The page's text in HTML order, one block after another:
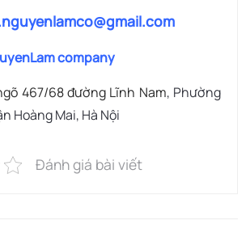
company
467/68 đường Lĩnh Nam, Phường
Hoàng Mai, Hà Nội
Đánh giá bài viết